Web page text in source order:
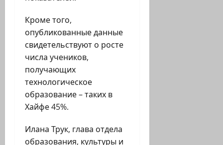
Кроме того,
опубликованные данные
свидетельствуют о росте
числа учеников,
получающих
технологическое
образование – таких в
Хайфе 45%.
Илана Трук, глава отдела
образования, культуры и